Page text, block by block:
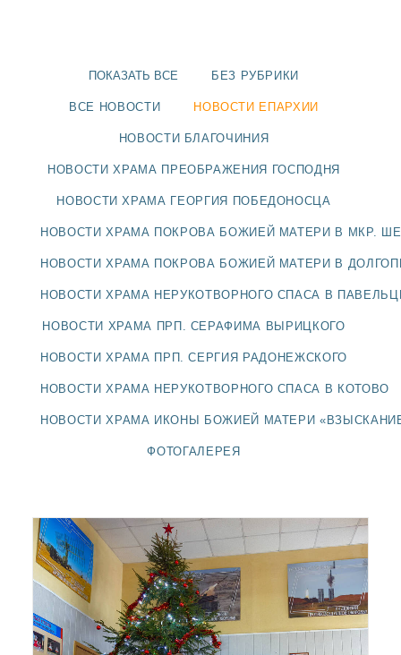
НОВОСТИ
БЛАГОЧИНИЯ
БЛАГОЧИНИЕ
СЕРГИЕВО-ПОСАДСКОЙ
ПОКАЗАТЬ ВСЕ БЕЗ РУБРИКИ
ВСЕ НОВОСТИ НОВОСТИ ЕПАРХИИ
НОВОСТИ БЛАГОЧИНИЯ
НОВОСТИ ХРАМА ПРЕОБРАЖЕНИЯ ГОСПОДНЯ
НОВОСТИ ХРАМА ГЕОРГИЯ ПОБЕДОНОСЦА
НОВОСТИ ХРАМА ПОКРОВА БОЖИЕЙ МАТЕРИ В МКР.
НОВОСТИ ХРАМА ПОКРОВА БОЖИЕЙ МАТЕРИ В
НОВОСТИ ХРАМА НЕРУКОТВОРНОГО СПАСА В
НОВОСТИ ХРАМА ПРП. СЕРАФИМА ВЫРИЦКОГО
НОВОСТИ ХРАМА ПРП. СЕРГИЯ РАДОНЕЖСКОГО
НОВОСТИ ХРАМА НЕРУКОТВОРНОГО СПАСА В КОТОВО
НОВОСТИ ХРАМА ИКОНЫ БОЖИЕЙ МАТЕРИ
ФОТОГАЛЕРЕЯ